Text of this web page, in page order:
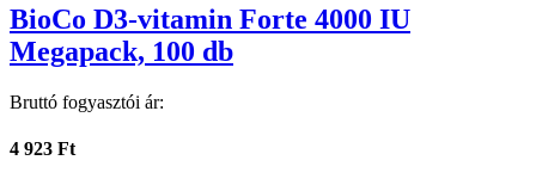
BioCo D3-vitamin Forte 4000 IU
Megapack, 100 db
Bruttó fogyasztói ár:
4 923 Ft